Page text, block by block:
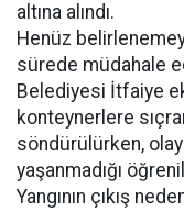
altına alındı.
Henüz
sürede müdahale
Belediyesi İtfaiye
konteynerlere
söndürülürken,
yaşanmadığı
Yangının çıkış